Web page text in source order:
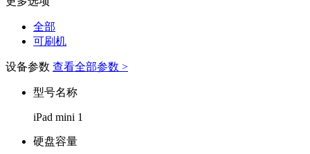
全部
可刷机
设备参数 查看全部参数 >
型号名称
iPad mini 1
硬盘容量